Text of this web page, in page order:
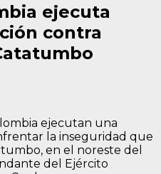
ejecuta
contra
ejecutan una
la inseguridad que
en el noreste del
del Ejército